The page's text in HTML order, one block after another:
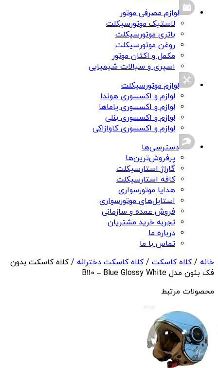
لوازم مصرفی موتور
لاستیک موتورسیکلت
باتری موتورسیکلت
روغن موتورسیکلت
مکمل و اکتان موتور
اسپری و سیالات شیمیایی
لوازم موتورسیکلت
لوازم و اکسسوری هوندا
لوازم و اکسسوری یاماها
لوازم و اکسسوری بنلی
لوازم و اکسسوری کاوازاکی
دسترسی‌ها
پرفروش‌ترین‌ها
گاراژ استارسیکلت
کافه استارسیکلت
هدایا موتورسواری
استایل‌های موتورسواری
فروش عمده و سازمانی
تجربه خرید مشتریان
درباره ما
تماس با ما
خانه /کلاه کاسکت /کلاه کاسکت دخترانه / کلاه کاسکت بدون
فک بئون مدل B110 – Blue Glossy White
محصولات مرتبط